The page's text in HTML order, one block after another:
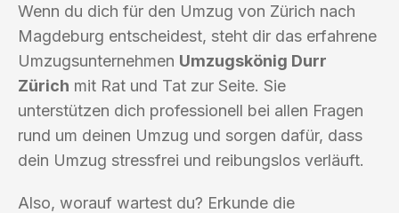
Wenn du dich für den Umzug von Zürich nach
Magdeburg entscheidest, steht dir das erfahrene
Umzugsunternehmen Umzugskönig Durr
Zürich mit Rat und Tat zur Seite. Sie
unterstützen dich professionell bei allen Fragen
rund um deinen Umzug und sorgen dafür, dass
dein Umzug stressfrei und reibungslos verläuft.
Also, worauf wartest du? Erkunde die